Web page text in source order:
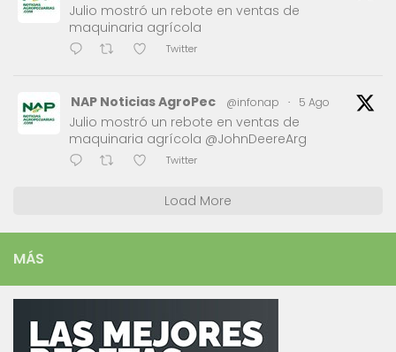
Julio mostró un rebote en ventas de
maquinaria agrícola
Twitter
NAP Noticias AgroPec @infonap · 5 Ago
Julio mostró un rebote en ventas de
maquinaria agrícola @JohnDeereArg
Twitter
Load More
MÁS